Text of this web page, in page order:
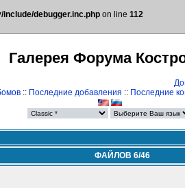
debugger.inc.php on line 112
Галерея Форума
:: Последние добавления :: Последние
ФАЙЛОВ 6/46